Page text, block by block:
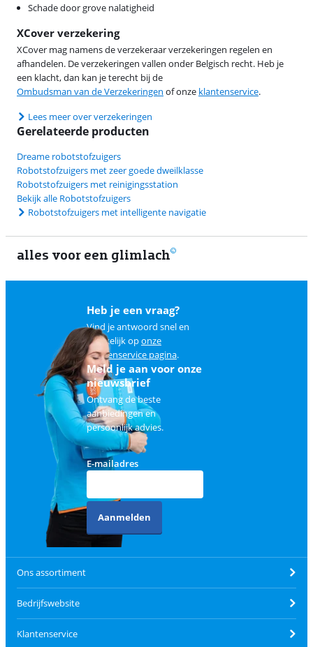
Schade door grove nalatigheid
XCover verzekering
XCover mag namens de verzekeraar verzekeringen regelen en
afhandelen. De verzekeringen vallen onder Belgisch recht. Heb je
een klacht, dan kan je terecht bij de
Ombudsman van de Verzekeringen of onze klantenservice.
Lees meer over verzekeringen
Gerelateerde producten
Dreame robotstofzuigers
Robotstofzuigers met zeer goede dweilklasse
Robotstofzuigers met reinigingsstation
Bekijk alle Robotstofzuigers
Robotstofzuigers met intelligente navigatie
alles voor een glimlach
Heb je een vraag?
Vind je antwoord snel en
makkelijk oponze
klantenservice pagina.
Meld je aan voor onze
nieuwsbrief
Ontvang de beste
aanbiedingen en
persoonlijk advies.
E-mailadres
Aanmelden
Ons assortiment
Bedrijfswebsite
Klantenservice